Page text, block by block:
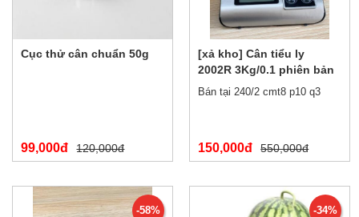
Cục thử cân chuẩn 50g
99,000đ 120,000đ
[xả kho] Cân tiểu ly
2002R 3Kg/0.1 phiên bản
tiếng trung
Bán tại 240/2 cmt8 p10 q3
150,000đ 550,000đ
-58% -34%